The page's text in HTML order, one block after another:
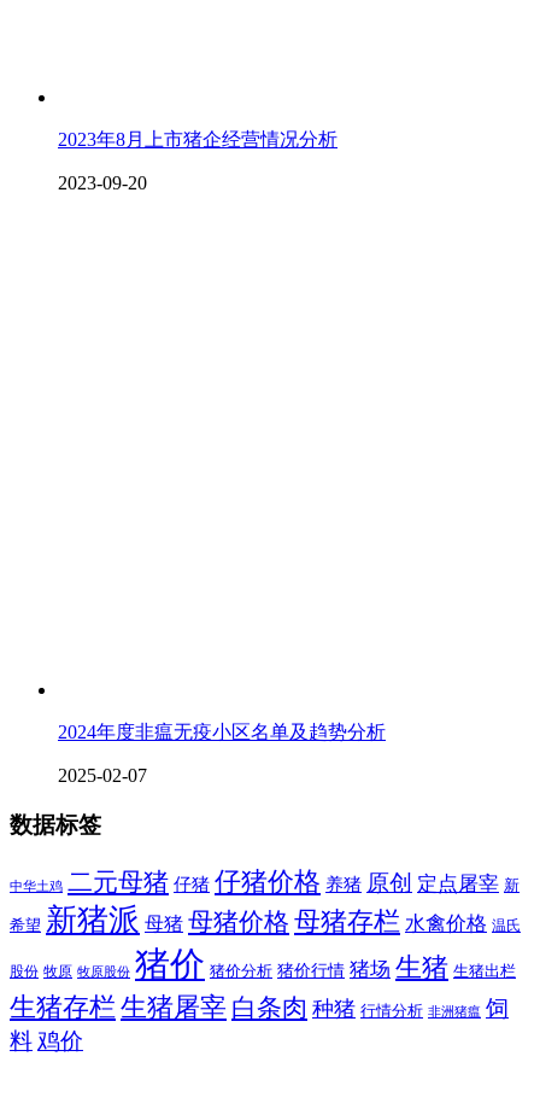
2023年8月上市猪企经营情况分析
2023-09-20
2024年度非瘟无疫小区名单及趋势分析
2025-02-07
数据标签
中华土鸡 二元母猪 仔猪 仔猪价格 养猪 原创 定点屠宰 新
希望 新猪派 母猪 母猪价格 母猪存栏 水禽价格 温氏
股份 牧原 牧原股份 猪价 猪价分析 猪价行情 猪场 生猪 生猪出栏
生猪存栏 生猪屠宰 白条肉 种猪 行情分析 非洲猪瘟 饲
料 鸡价